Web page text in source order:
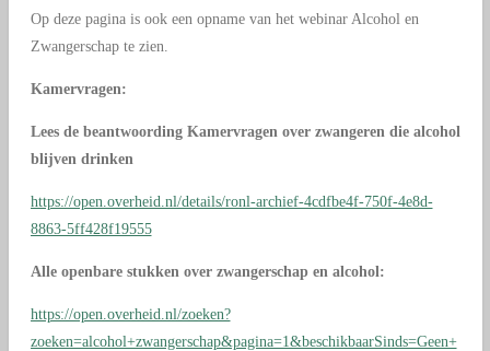
Op deze pagina is ook een opname van het webinar Alcohol en
Zwangerschap te zien.
Kamervragen:
Lees de beantwoording Kamervragen over zwangeren die alcohol
blijven drinken
https://open.overheid.nl/details/ronl-archief-4cdfbe4f-750f-4e8d-
8863-5ff428f19555
Alle openbare stukken over zwangerschap en alcohol:
https://open.overheid.nl/zoeken?
zoeken=alcohol+zwangerschap&pagina=1&beschikbaarSinds=Geen+